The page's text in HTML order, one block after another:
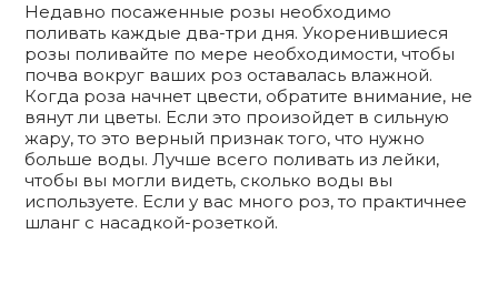
Недавно посаженные розы необходимо
поливать каждые два-три дня. Укоренившиеся
розы поливайте по мере необходимости, чтобы
почва вокруг ваших роз оставалась влажной.
Когда роза начнет цвести, обратите внимание, не
вянут ли цветы. Если это произойдет в сильную
жару, то это верный признак того, что нужно
больше воды. Лучше всего поливать из лейки,
чтобы вы могли видеть, сколько воды вы
используете. Если у вас много роз, то практичнее
шланг с насадкой-розеткой.